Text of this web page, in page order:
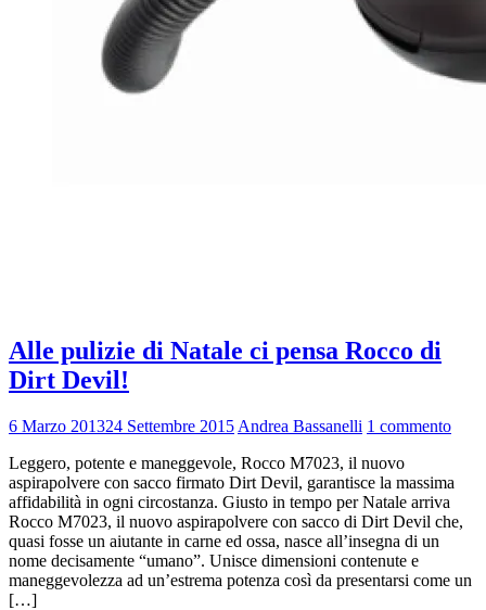
Alle pulizie di Natale ci pensa Rocco di
Dirt Devil!
6 Marzo 201324 Settembre 2015 Andrea Bassanelli 1 commento
Leggero, potente e maneggevole, Rocco M7023, il nuovo
aspirapolvere con sacco firmato Dirt Devil, garantisce la massima
affidabilità in ogni circostanza. Giusto in tempo per Natale arriva
Rocco M7023, il nuovo aspirapolvere con sacco di Dirt Devil che,
quasi fosse un aiutante in carne ed ossa, nasce all’insegna di un
nome decisamente “umano”. Unisce dimensioni contenute e
maneggevolezza ad un’estrema potenza così da presentarsi come un
[…]